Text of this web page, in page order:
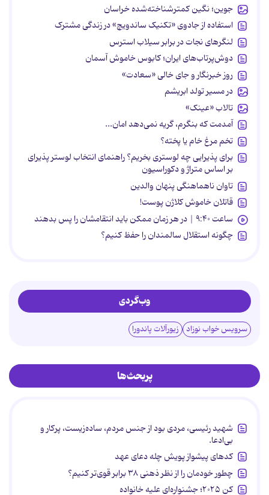
جوین؛ نگین کمترشناخته‌شده خراسان
استفاده از جادوی «تکنیک ساندویچ» در زندگی مشترک
لنگرهای نجات در برابر سیلاب استرس
دوش‌پرتاب‌های ایران؛ کابوس خاموش آسمان
روز خبرنگار و جای خالی «سعادت»
در مسیر تولد ابریشم
تالاب «عینک»
آمدمت که بنگرم، گریه نمی‌دهد امان...
تخم مرغ خام یا پخته؟
برای پذیرایی چه لوستری بخریم؟ راهنمای انتخاب لوستر پذیرای
بر اساس متراژ و دکوراسیون
تاوان ناهماهنگی پنهان والدین
قاتلان خاموش کلاژن پوست!
ساعت ۹:۴۰ | در هر زمان ممکن باید انتقامشان را پس بدهند
چگونه استقلال سالمندان را حفظ کنیم؟
وب‌گردی
سرویس خواب نوزاد زیورآلات پاندورا
پربحث‌ها
شهید رئیسی، مردی بود از جنس مردم، ساده‌زیست، پرکار و
بی‌ادعا.
کدهای پیشواز پویش چله دعای عهد
چطور خودمان را از نظر ذهنی ۳۸ برابر قوی‌تر کنیم؟
کن ۲۰۲۵؛ جشنواره‌ای علیه خانواده